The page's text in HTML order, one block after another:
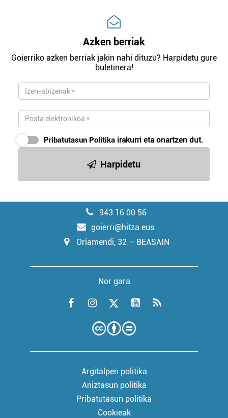
Azken berriak
Goierriko azken berriak jakin nahi dituzu? Harpidetu gure
buletinera!
Pribatutasun Politika irakurri eta onartzen dut.
Harpidetu
943 16 00 56
goierri@hitza.eus
Oriamendi, 32 – BEASAIN
Nor gara
Argitalpen politika
Aniztasun politika
Pribatutasun politika
Cookieak